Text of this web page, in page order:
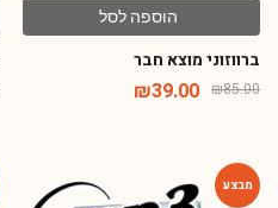
הוספה לסל
ברווזוני מוצא חבר
₪85.00
₪39.00